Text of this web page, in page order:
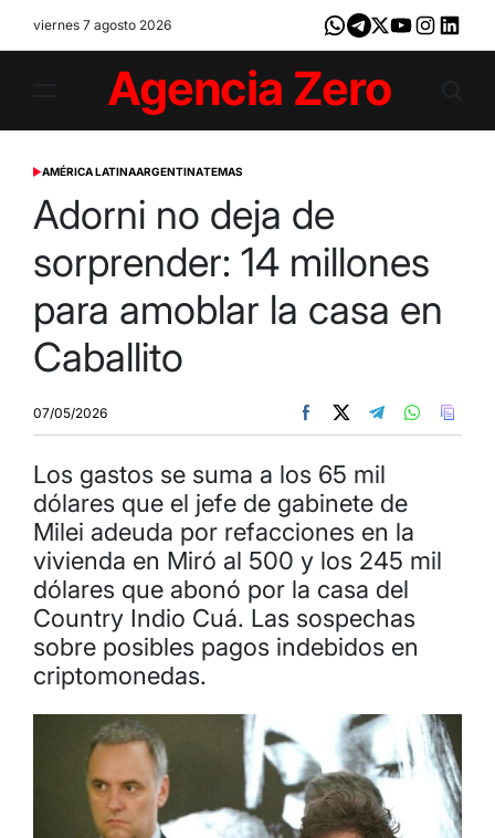
viernes 7 agosto 2026 Whatsapp
Telegram
X YoutubeInstagram
Zero
POSTED
AMÉRICA LATINAARGENTINATEMAS
Adorni no deja de
sorprender: 14 millones
para amoblar la casa en
Caballito
07/05/2026
Los gastos se suma a los 65 mil
dólares que el jefe de gabinete de
Milei adeuda por refacciones en la
vivienda en Miró al 500 y los 245 mil
dólares que abonó por la casa del
Country Indio Cuá. Las sospechas
sobre posibles pagos indebidos en
criptomonedas.